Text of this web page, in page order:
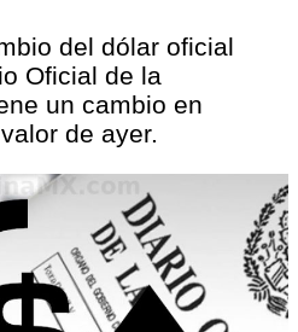
del dólar oficial
Oficial de la
un cambio en
de ayer.